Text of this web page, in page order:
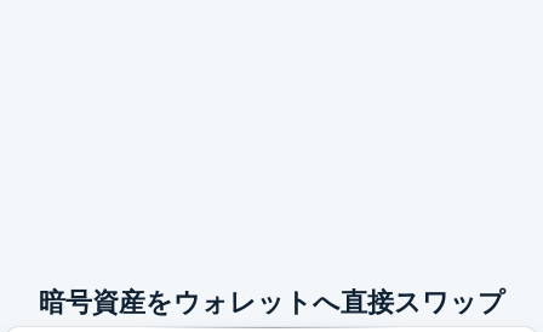
暗号資産をウォレットへ直接スワップ